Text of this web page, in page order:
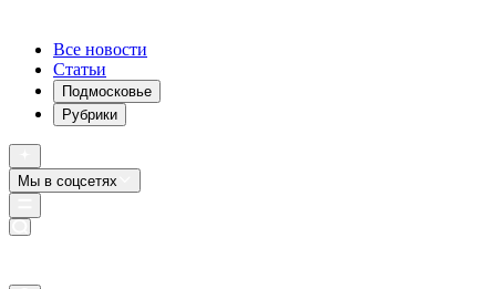
Все новости
Статьи
Подмосковье
Рубрики
Мы в соцсетях